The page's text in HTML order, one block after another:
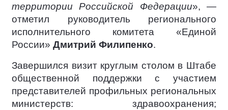
территории Российской Федерации», —
отметил руководитель регионального
исполнительного комитета «Единой
России» Дмитрий Филипенко.
Завершился визит круглым столом в Штабе
общественной поддержки с участием
представителей профильных региональных
министерств: здравоохранения;